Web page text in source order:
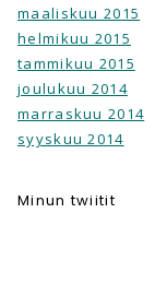
maaliskuu 2015
helmikuu 2015
tammikuu 2015
joulukuu 2014
marraskuu 2014
syyskuu 2014
Minun twiitit